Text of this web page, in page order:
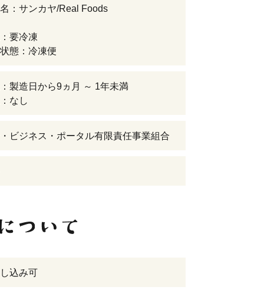
：サンカヤ/Real Foods
要冷凍
態：冷凍便
製造日から9ヵ月 ～ 1年未満
なし
ビジネス・ポータル有限責任事業組合
込み可